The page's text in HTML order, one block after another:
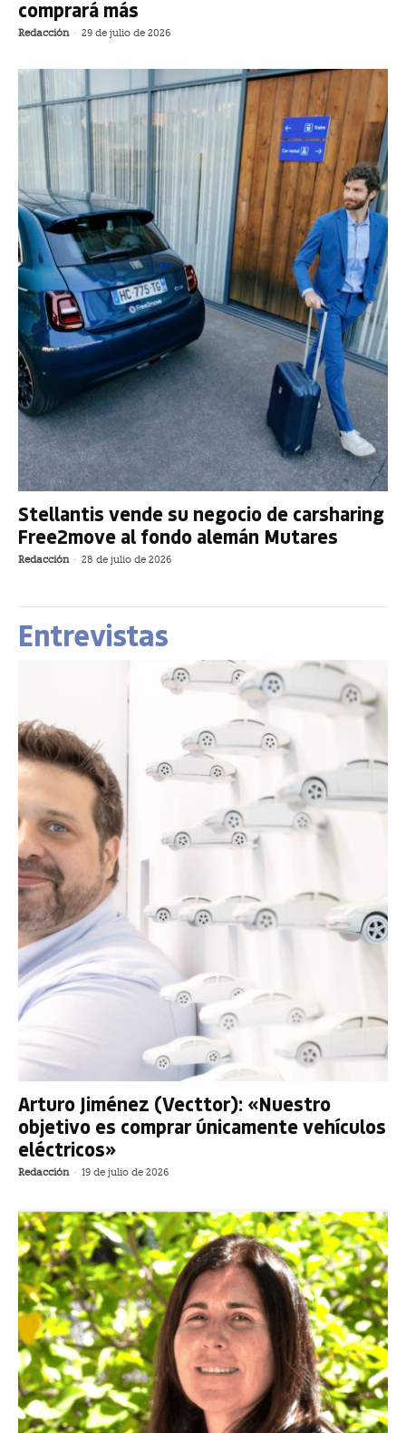
comprará más
Redacción - 29 de julio de 2026
Stellantis vende su negocio de carsharing
Free2move al fondo alemán Mutares
Redacción - 28 de julio de 2026
Entrevistas
Arturo Jiménez (Vecttor): «Nuestro
objetivo es comprar únicamente vehículos
eléctricos»
Redacción - 19 de julio de 2026